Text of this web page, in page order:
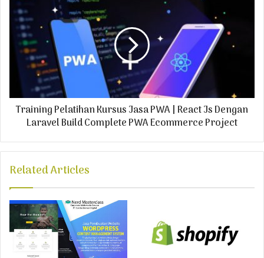
Training Pelatihan Kursus Jasa PWA | React Js Dengan
Laravel Build Complete PWA Ecommerce Project
Related Articles